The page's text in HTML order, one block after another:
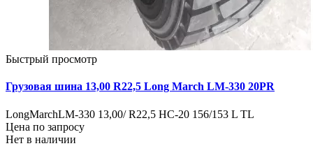
Быстрый просмотр
Грузовая шина 13,00 R22,5 Long March LM-330 20PR
LongMarchLM-330 13,00/ R22,5 HC-20 156/153 L TL
Цена по запросу
Нет в наличии